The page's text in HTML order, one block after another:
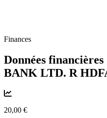
Finances
Données
BANK LTD. R
20,00 €